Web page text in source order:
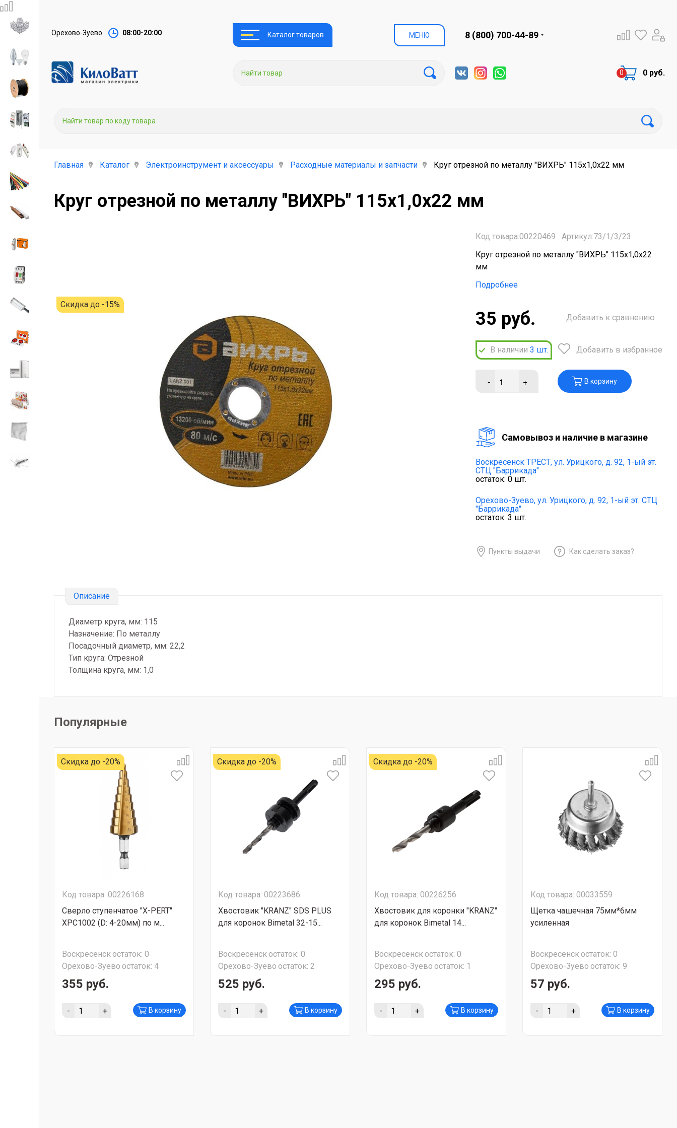
Орехово-Зуево 08:00-20:00 Каталог товаров МЕНЮ 8 (800) 700-44-89
0 руб.
Главная Каталог Электроинструмент и аксессуары Расходные материалы и запчасти Круг отрезной по металлу "ВИХРЬ" 115х1,0х22 мм
Круг отрезной по металлу "ВИХРЬ" 115х1,0х22 мм
Скидка до -15%
Код товара:00220469
Артикул:73/1/3/23
Круг отрезной по металлу "ВИХРЬ" 115х1,0х22
мм
Подробнее
35 руб.
В наличии 3 шт.
Добавить к сравнению
Добавить в избранное
- + В корзину
Cамовывоз и наличие в магазине
Воскресенск ТРЕСТ, ул. Урицкого, д. 92, 1-ый эт.
СТЦ "Баррикада"
остаток: 0 шт.
Орехово-Зуево, ул. Урицкого, д. 92, 1-ый эт. СТЦ
"Баррикада"
остаток: 3 шт.
Пункты выдачи Как сделать заказ?
Описание
Диаметр круга, мм: 115
Назначение: По металлу
Посадочный диаметр, мм: 22,2
Тип круга: Отрезной
Толщина круга, мм: 1,0
Популярные
Скидка до -20%
Код товара: 00226168
Сверло ступенчатое "X-PERT"
XPC1002 (D: 4-20мм) по м...
Воскресенскостаток: 0
Орехово-Зуево остаток: 4
355 руб.
- + В корзину
Скидка до -20%
Код товара: 00223686
Хвостовик "KRANZ" SDS PLUS
для коронок Bimetal 32-15...
Воскресенскостаток: 0
Орехово-Зуево остаток: 2
525 руб.
- + В корзину
Скидка до -20%
Код товара: 00226256
Хвостовик для коронки "KRANZ"
для коронок Bimetal 14...
Воскресенскостаток: 0
Орехово-Зуево остаток: 1
295 руб.
- + В корзину
Код товара: 00033559
Щетка чашечная 75мм*6мм
усиленная
Воскресенскостаток: 0
Орехово-Зуево остаток: 9
57 руб.
- + В корзину